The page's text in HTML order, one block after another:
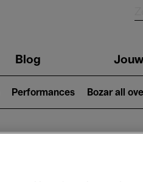
Blog
Performances Bozar all